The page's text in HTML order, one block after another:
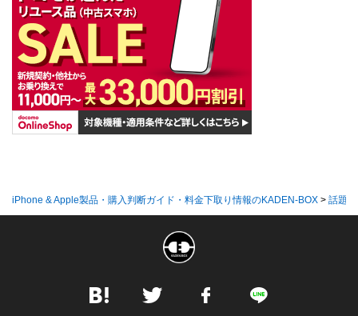
iPhone & Apple製品・購入判断ガイド・料金下取り情報のKADEN-BOX > 話題